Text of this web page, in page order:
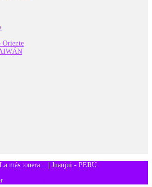
Oriente
más tonera... | Juanjui - PERÚ